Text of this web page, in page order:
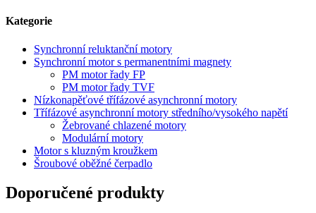
Kategorie
Synchronní reluktanční motory
Synchronní motor s permanentními magnety
PM motor řady FP
PM motor řady TVF
Nízkonapěťové třífázové asynchronní motory
Třífázové asynchronní motory středního/vysokého napětí
Žebrované chlazené motory
Modulární motory
Motor s kluzným kroužkem
Šroubové oběžné čerpadlo
Doporučené produkty